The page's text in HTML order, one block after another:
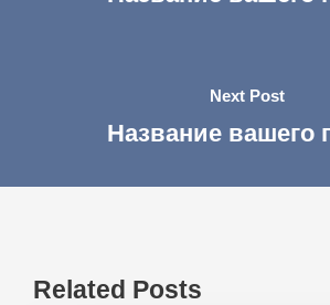
Next Post
Название вашего
Related Posts